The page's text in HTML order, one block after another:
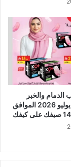
والخبر
الأسبوعية 15 يوليو 2026 الموافق